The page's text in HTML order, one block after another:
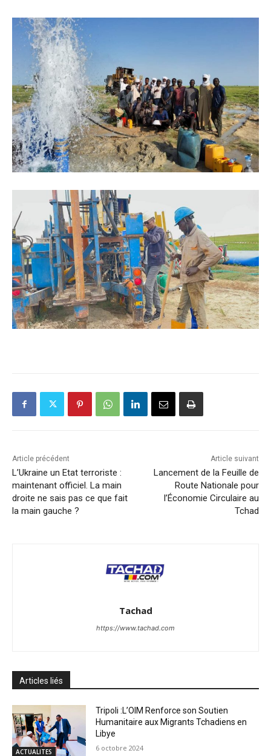
Article précédent
L’Ukraine un Etat terroriste :
maintenant officiel. La main
droite ne sais pas ce que fait
la main gauche ?
Article suivant
Lancement de la Feuille de
Route Nationale pour
l’Économie Circulaire au
Tchad
Tachad
https://www.tachad.com
Articles liés
ACTUALITES
Tripoli :L’OIM Renforce son Soutien
Humanitaire aux Migrants Tchadiens en
Libye
6 octobre 2024